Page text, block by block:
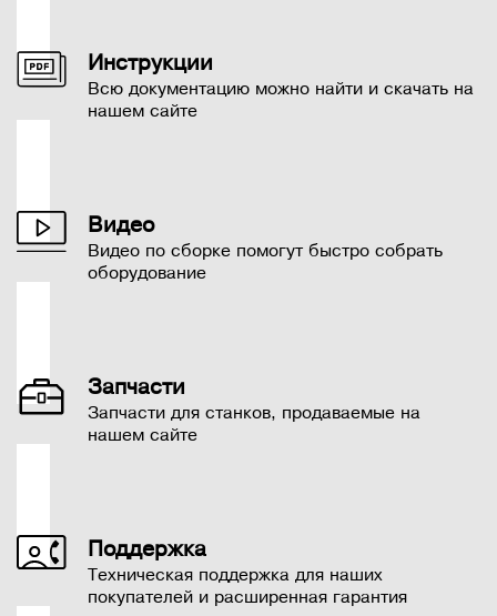
Инструкции
Всю документацию можно найти и скачать на
нашем сайте
Видео
Видео по сборке помогут быстро собрать
оборудование
Запчасти
Запчасти для станков, продаваемые на
нашем сайте
Поддержка
Техническая поддержка для наших
покупателей и расширенная гарантия